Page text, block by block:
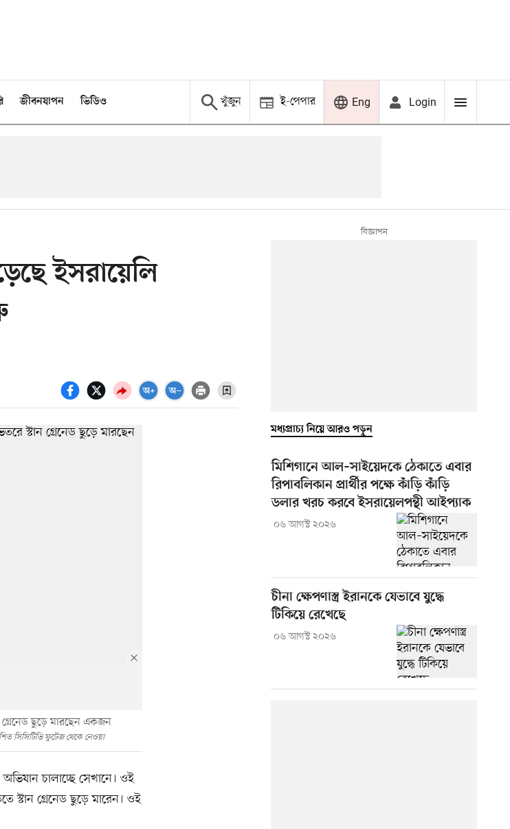
জীবনযাপন ভিডিও খুঁজুন ই-পেপার Eng Login
ইসরায়েলি
গ্রেনেড ছুড়ে মারছেন একজন
সিসিটিভি ফুটেজ থেকে নেওয়া
অভিযান চালাচ্ছে সেখানে। ওই
স্টান গ্রেনেড ছুড়ে মারেন। ওই
মধ্যপ্রাচ্য নিয়ে আরও পড়ুন
মিশিগানে আল–সাইয়েদকে ঠেকাতে এবার
রিপাবলিকান প্রার্থীর পক্ষে কাঁড়ি কাঁড়ি
ডলার খরচ করবে ইসরায়েলপন্থী আইপ্যাক
০৬ আগস্ট ২০২৬
চীনা ক্ষেপণাস্ত্র ইরানকে যেভাবে যুদ্ধে
টিকিয়ে রেখেছে
০৬ আগস্ট ২০২৬